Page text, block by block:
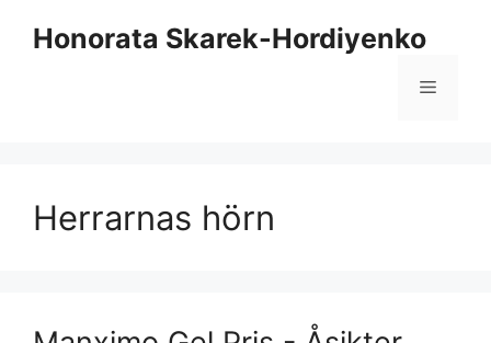
Honorata Skarek-Hordiyenko
Meny
Herrarnas hörn